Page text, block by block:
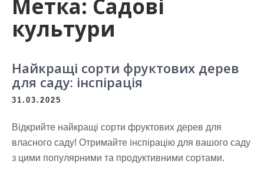
Метка: Садові
культури
Найкращі сорти фруктових дерев
для саду: інспірація
31.03.2025
Відкрийте найкращі сорти фруктових дерев для
власного саду! Отримайте інспірацію для вашого саду
з цими популярними та продуктивними сортами.